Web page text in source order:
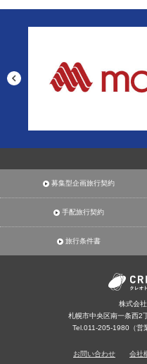
募集型企画旅行契約
手配旅行契約
旅行条件書
株式会
札幌市中央区南一条西2
Tel.011-205-1980（営
お問い合わせ 会社